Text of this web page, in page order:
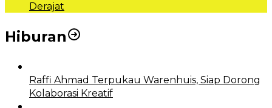
Derajat
Hiburan
Raffi Ahmad Terpukau Warenhuis, Siap Dorong
Kolaborasi Kreatif